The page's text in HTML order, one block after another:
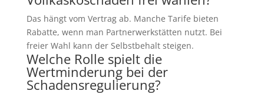
Das hängt vom Vertrag ab. Manche Tarife bieten
Rabatte, wenn man Partnerwerkstätten nutzt. Bei
freier Wahl kann der Selbstbehalt steigen.
Welche Rolle spielt die
Wertminderung bei der
Schadensregulierung?